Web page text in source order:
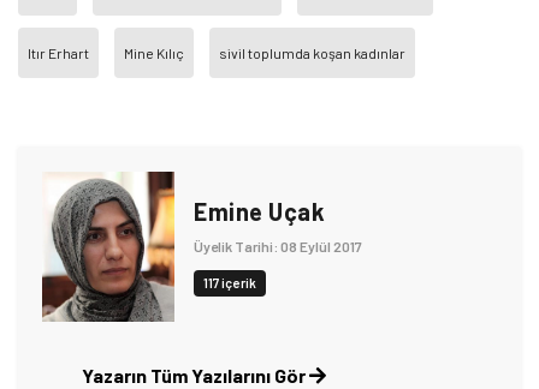
Itır Erhart Mine Kılıç sivil toplumda koşan kadınlar
Emine Uçak
Üyelik Tarihi: 08 Eylül 2017
117 içerik
Yazarın Tüm Yazılarını Gör